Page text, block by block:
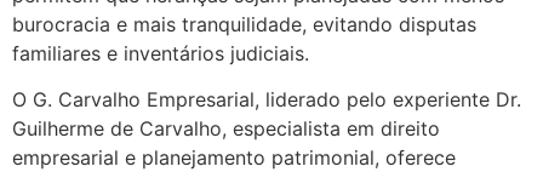
burocracia e mais tranquilidade, evitando disputas
familiares e inventários judiciais.
O G. Carvalho Empresarial, liderado pelo experiente Dr.
Guilherme de Carvalho, especialista em direito
empresarial e planejamento patrimonial, oferece